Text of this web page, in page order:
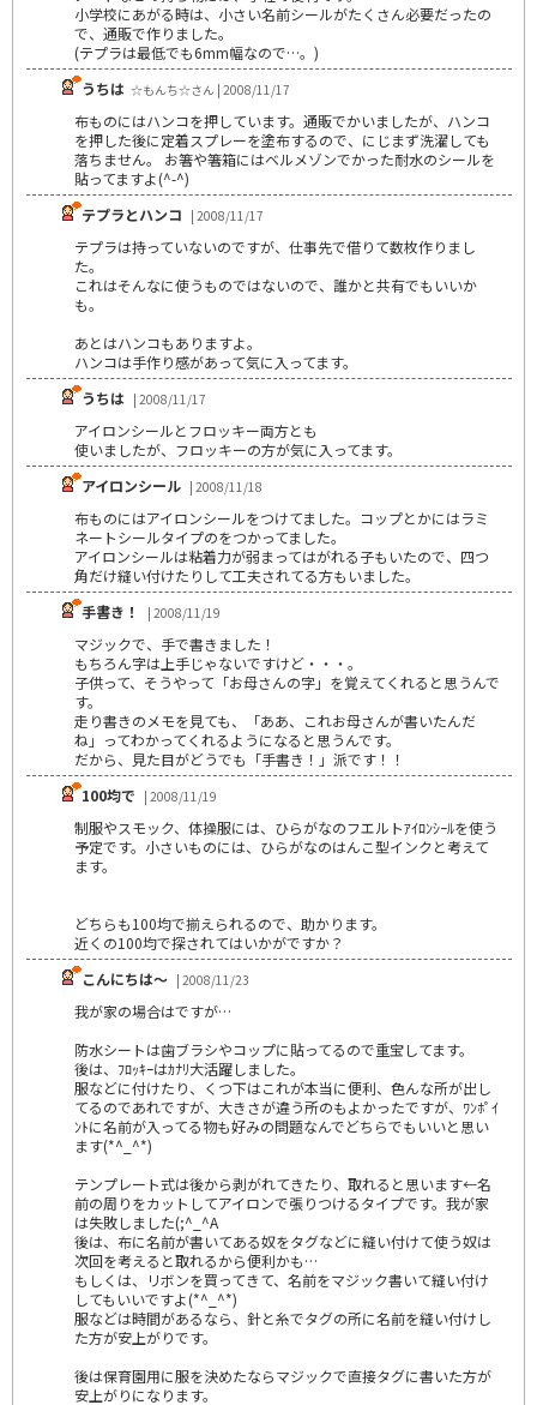
小学校にあがる時は、小さい名前シールがたくさん必要だったの
で、通販で作りました。
(テプラは最低でも6mm幅なので…。)
うちは ☆もんち☆さん | 2008/11/17
布ものにはハンコを押しています。通販でかいましたが、ハンコ
を押した後に定着スプレーを塗布するので、にじまず洗濯しても
落ちません。 お箸や箸箱にはベルメゾンでかった耐水のシールを
貼ってますよ(^-^)
テプラとハンコ | 2008/11/17
テプラは持っていないのですが、仕事先で借りて数枚作りまし
た。
これはそんなに使うものではないので、誰かと共有でもいいか
も。
あとはハンコもありますよ。
ハンコは手作り感があって気に入ってます。
うちは | 2008/11/17
アイロンシールとフロッキー両方とも
使いましたが、フロッキーの方が気に入ってます。
アイロンシール | 2008/11/18
布ものにはアイロンシールをつけてました。コップとかにはラミ
ネートシールタイプのをつかってました。
アイロンシールは粘着力が弱まってはがれる子もいたので、四つ
角だけ縫い付けたりして工夫されてる方もいました。
手書き！
| 2008/11/19
マジックで、手で書きました！
もちろん字は上手じゃないですけど・・・。
子供って、そうやって「お母さんの字」を覚えてくれると思うんで
す。
走り書きのメモを見ても、「ああ、これお母さんが書いたんだ
ね」ってわかってくれるようになると思うんです。
だから、見た目がどうでも「手書き！」派です！！
100均で | 2008/11/19
制服やスモック、体操服には、ひらがなのフエルトｱｲﾛﾝｼｰﾙを使う
予定です。小さいものには、ひらがなのはんこ型インクと考えて
ます。
どちらも100均で揃えられるので、助かります。
近くの100均で探されてはいかがですか？
こんにちは～ | 2008/11/23
我が家の場合はですが…
防水シートは歯ブラシやコップに貼ってるので重宝してます。
後は、ﾌﾛｯｷｰはｶﾅﾘ大活躍しました。
服などに付けたり、くつ下はこれが本当に便利、色んな所が出し
てるのであれですが、大きさが違う所のもよかったですが、ﾜﾝﾎﾟｲ
ﾝﾄに名前が入ってる物も好みの問題なんでどちらでもいいと思い
ます(*^_^*)
テンプレート式は後から剥がれてきたり、取れると思います←名
前の周りをカットしてアイロンで張りつけるタイプです。我が家
は失敗しました(;^_^A
後は、布に名前が書いてある奴をタグなどに縫い付けて使う奴は
次回を考えると取れるから便利かも…
もしくは、リボンを買ってきて、名前をマジック書いて縫い付け
してもいいですよ(*^_^*)
服などは時間があるなら、針と糸でタグの所に名前を縫い付けし
た方が安上がりです。
後は保育園用に服を決めたならマジックで直接タグに書いた方が
安上がりになります。